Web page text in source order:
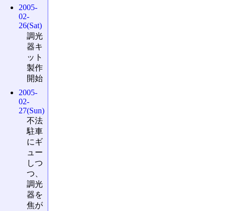
2005-
02-
26(Sat)
調光
器キ
ット
製作
開始
2005-
02-
27(Sun)
不法
駐車
にギ
ュー
しつ
つ、
調光
器を
焦が